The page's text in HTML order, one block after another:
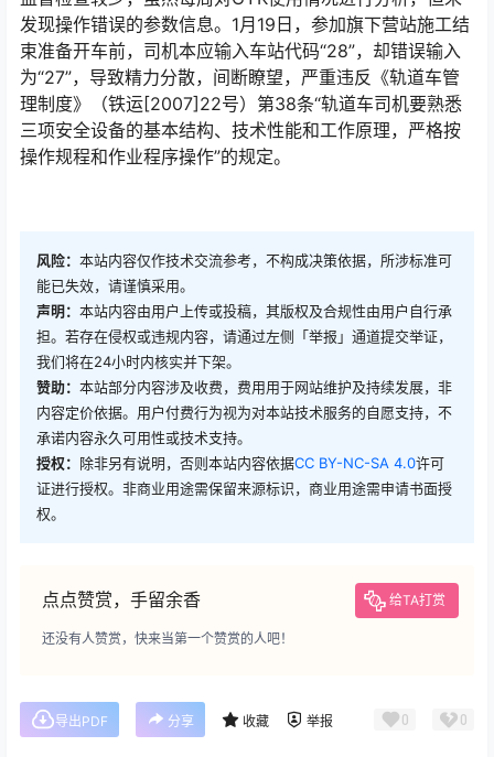
发现操作错误的参数信息。1月19日，参加旗下营站施工结
束准备开车前，司机本应输入车站代码“28”，却错误输入
为“27”，导致精力分散，间断瞭望，严重违反《轨道车管
理制度》（铁运[2007]22号）第38条“轨道车司机要熟悉
三项安全设备的基本结构、技术性能和工作原理，严格按
操作规程和作业程序操作”的规定。󠅅󠅃󠄵󠅂󠄪󠇖󠆨󠆨󠇕󠆞󠆒󠅬󠇘󠆭󠆘󠇙󠆝󠅵󠇗󠆭󠆁󠄐󠇗󠅹󠅸󠇖󠆍󠅳󠇖󠅹󠅰󠇖󠆌󠅹
风险： 本站内容仅作技术交流参考，不构成决策依据，所涉标准可
能已失效，请谨慎采用。
声明： 本站内容由用户上传或投稿，其版权及合规性由用户自行承
担。若存在侵权或违规内容，请通过左侧「举报」通道提交举证，
我们将在24小时内核实并下架。
赞助： 本站部分内容涉及收费，费用用于网站维护及持续发展，非
内容定价依据。用户付费行为视为对本站技术服务的自愿支持，不
承诺内容永久可用性或技术支持。
授权： 除非另有说明，否则本站内容依据CC BY-NC-SA 4.0许可
证进行授权。非商业用途需保留来源标识，商业用途需申请书面授
权。
点点赞赏，手留余香 给TA打赏
还没有人赞赏，快来当第一个赞赏的人吧！
导出PDF 分享 收藏 举报 0 0